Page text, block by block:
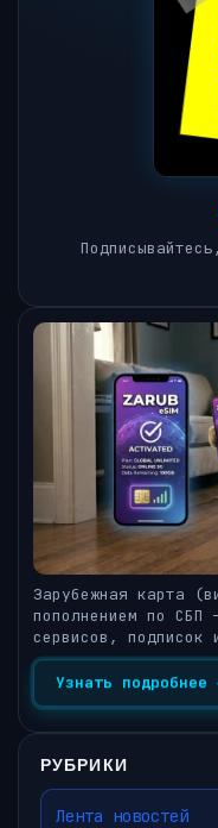
Зарубежная карта
пополнением по СБП
сервисов, подписок
Узнать подробнее
РУБРИКИ
Лента новостей